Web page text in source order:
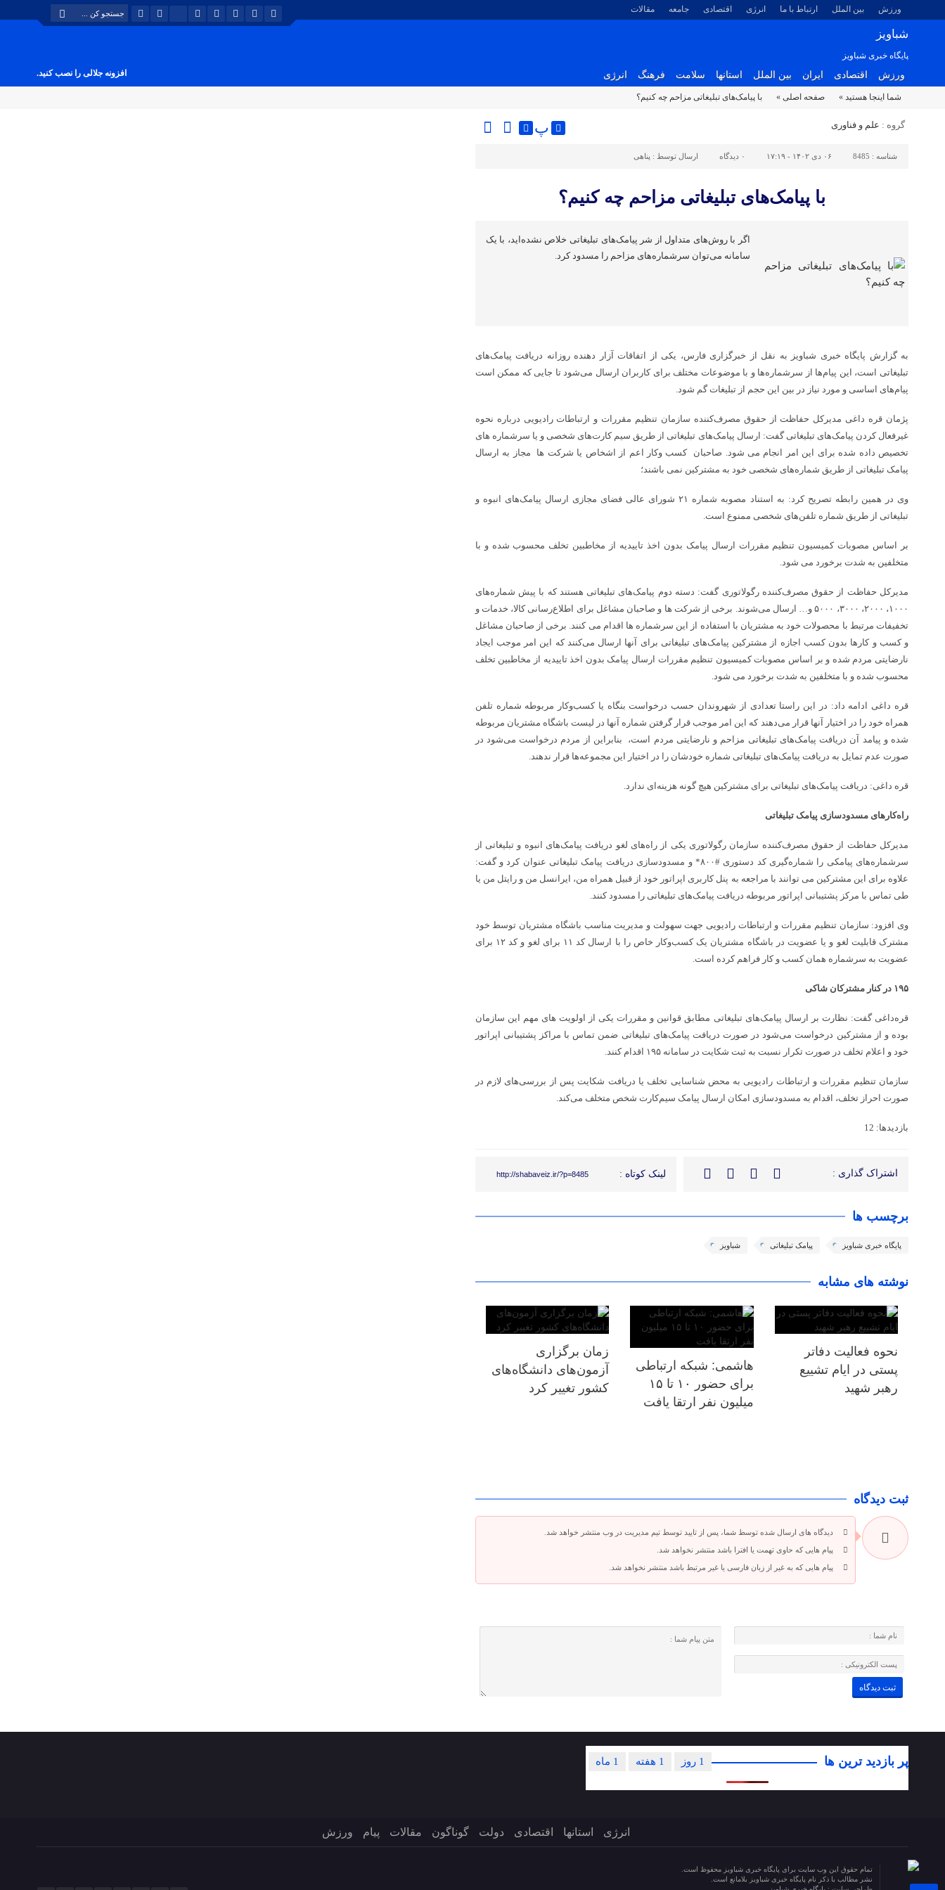
ورزش بین الملل ارتباط با ما انرژی اقتصادی جامعه مقالات
شباویز
پایگاه خبری شباویز
ورزش اقتصادی ایران بین الملل استانها سلامت فرهنگ انرژی افزونه جلالی را نصب کنید.
شما اینجا هستید » صفحه اصلی » با پیامک‌های تبلیغاتی مزاحم چه کنیم؟
گروه : علم و فناوری پ
شناسه : 8485 ۰۶ دی ۱۴۰۲ - ۱۷:۱۹ ۰ دیدگاه ارسال توسط : پناهی
با پیامک‌های تبلیغاتی مزاحم چه کنیم؟
اگر با روش‌های متداول از شر پیامک‌های تبلیغاتی خلاص نشده‌اید، با یک
سامانه می‌توان سرشماره‌های مزاحم را مسدود کرد.
به گزارش پایگاه خبری شباویز به نقل از خبرگزاری فارس، یکی از اتفاقات آزار دهنده روزانه دریافت پیامک‌های
تبلیغاتی است، این پیام‌ها از سرشماره‌ها و با موضوعات مختلف برای کاربران ارسال می‌شود تا جایی که ممکن است
پیام‌های اساسی و مورد نیاز در بین این حجم از تبلیغات گم شود.
پژمان قره داغی مدیرکل حفاظت از حقوق مصرف‌کننده سازمان تنظیم مقررات و ارتباطات رادیویی درباره نحوه
غیرفعال کردن پیامک‌های تبلیغاتی گفت: ارسال پیامک‌های تبلیغاتی از طریق سیم کارت‌های شخصی و یا سرشماره های
تخصیص داده شده برای این امر انجام می شود. صاحبان کسب ‌وکار اعم از اشخاص یا شرکت ها مجاز به ارسال
پیامک تبلیغاتی از طریق شماره‌های شخصی خود به مشترکین نمی باشند؛
وی در همین رابطه تصریح کرد: به استناد مصوبه شماره ۲۱ شورای عالی فضای مجازی ارسال پیامک‌های انبوه و
تبلیغاتی از طریق شماره‌ تلفن‌های شخصی ممنوع است.
بر اساس مصوبات کمیسیون تنظیم مقررات ارسال پیامک بدون اخذ تاییدیه از مخاطبین تخلف محسوب شده و با
متخلفین به شدت برخورد می شود.
مدیرکل حفاظت از حقوق مصرف‌کننده رگولاتوری گفت: دسته دوم پیامک‌های تبلیغاتی هستند که با پیش شماره‌های
۱۰۰۰، ۲۰۰۰، ۳۰۰۰، ۵۰۰۰ و… ارسال می‌شوند. برخی از شرکت ها و صاحبان مشاغل برای اطلاع‌رسانی کالا، خدمات و
تخفیفات مرتبط با محصولات خود به مشتریان با استفاده از این سرشماره ها اقدام می کنند. برخی از صاحبان مشاغل
و کسب و کارها بدون کسب اجازه از مشترکین پیامک‌های تبلیغاتی برای آنها ارسال می‌کنند که این امر موجب ایجاد
نارضایتی مردم شده و بر اساس مصوبات کمیسیون تنظیم مقررات ارسال پیامک بدون اخذ تاییدیه از مخاطبین تخلف
محسوب شده و با متخلفین به شدت برخورد می شود.
قره داغی ادامه داد: در این راستا تعدادی از شهروندان حسب درخواست بنگاه یا کسب‌وکار مربوطه شماره تلفن
همراه خود را در اختیار آنها قرار می‌دهند که این امر موجب قرار گرفتن شماره آنها در لیست باشگاه مشتریان مربوطه
شده و پیامد آن دریافت پیامک‌های تبلیغاتی مزاحم و نارضایتی مردم است، بنابراین از مردم درخواست می‌شود در
صورت عدم تمایل به دریافت پیامک‌های تبلیغاتی شماره خودشان را در اختیار این مجموعه‌ها قرار ندهند.
قره داغی: دریافت پیامک‌های تبلیغاتی برای مشترکین هیچ گونه هزینه‌ای ندارد.
راه‌کارهای مسدودسازی پیامک تبلیغاتی
مدیرکل حفاظت از حقوق مصرف‌کننده سازمان رگولاتوری یکی از راه‌های لغو دریافت پیامک‌های انبوه و تبلیغاتی از
سرشماره‌های پیامکی را شماره‌گیری کد دستوری #۸۰۰* و مسدودسازی دریافت پیامک تبلیغاتی عنوان کرد و گفت:
علاوه برای این مشترکین می توانند با مراجعه به پنل کاربری اپراتور خود از قبیل همراه من، ایرانسل من و رایتل من یا
طی تماس با مرکز پشتیبانی اپراتور مربوطه دریافت پیامک‌های تبلیغاتی را مسدود کنند.
وی افزود: سازمان تنظیم مقررات و ارتباطات رادیویی جهت سهولت و مدیریت مناسب باشگاه مشتریان توسط خود
مشترک قابلیت لغو و یا عضویت در باشگاه مشتریان یک کسب‌وکار خاص را با ارسال کد ۱۱ برای لغو و کد ۱۲ برای
عضویت به سرشماره همان کسب و کار فراهم کرده است.
۱۹۵ در کنار مشترکان شاکی
قره‌داغی گفت: نظارت بر ارسال پیامک‌های تبلیغاتی مطابق قوانین و مقررات یکی از اولویت های مهم این سازمان
بوده و از مشترکین درخواست می‌شود در صورت دریافت پیامک‌های تبلیغاتی ضمن تماس با مراکز پشتیبانی اپراتور
خود و اعلام تخلف در صورت تکرار نسبت به ثبت شکایت در سامانه ۱۹۵ اقدام کنند.
سازمان تنظیم مقررات و ارتباطات رادیویی به محض شناسایی تخلف یا دریافت شکایت پس از بررسی‌های لازم در
صورت احراز تخلف، اقدام به مسدودسازی امکان ارسال پیامک سیم‌کارت شخص متخلف می‌‌کند.
بازدیدها: 12
اشتراک گذاری : لینک کوتاه : http://shabaveiz.ir/?p=8485
برچسب ها
پایگاه خبری شباویز پیامک تبلیغاتی شباویز
نوشته های مشابه
نحوه فعالیت دفاتر
پستی در ایام تشییع
رهبر شهید
هاشمی: شبکه ارتباطی
برای حضور ۱۰ تا ۱۵
میلیون نفر ارتقا یافت
زمان برگزاری
آزمون‌های دانشگاه‌های
کشور تغییر کرد
ثبت دیدگاه
دیدگاه های ارسال شده توسط شما، پس از تایید توسط تیم مدیریت در وب منتشر خواهد شد.
پیام هایی که حاوی تهمت یا افترا باشد منتشر نخواهد شد.
پیام هایی که به غیر از زبان فارسی یا غیر مرتبط باشد منتشر نخواهد شد.
پر بازدید ترین ها 1 ماه 1 هفته 1 روز
انرژی استانها اقتصادی دولت گوناگون مقالات پیام ورزش
تمام حقوق این وب سایت برای پایگاه خبری شباویز محفوظ است.
نشر مطالب با ذکر نام پایگاه خبری شباویز بلامانع است.